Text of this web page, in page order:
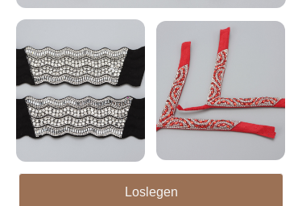
Loslegen